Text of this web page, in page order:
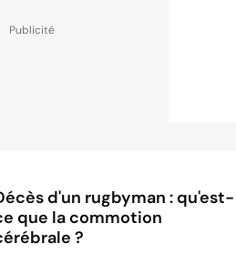
d'un rugbyman : qu'est-
que la commotion
?